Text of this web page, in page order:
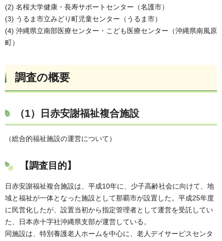
(2) 名桜大学健康・長寿サポートセンター（名護市）
(3) うるま市立みどり町児童センター（うるま市）
(4) 沖縄県立南部医療センター・こども医療センター（沖縄県南風原
町）
調査の概要
（1） 日赤安謝福祉複合施設
（総合的福祉施設の運営について）
【調査目的】
日赤安謝福祉複合施設は、平成10年に、少子高齢社会に向けて、地
域と福祉が一体となった施設として那覇市が設置した。平成25年度
に民営化したが、設置当初から指定管理者として運営を受託してい
た、日本赤十字社沖縄県支部が運営している。
同施設は、特別養護老人ホームを中心に、老人デイサービスセンタ